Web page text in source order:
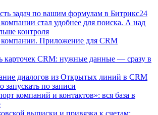
задач по вашим формулам в Битрикс24
стал удобнее для поиска. А над
контроля
Приложение для CRM
карточек CRM: нужные данные — сразу в
диалогов из Открытых линий в CRM
запускать по записи
компаний и контактов»: вся база в